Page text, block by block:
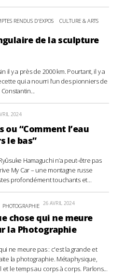
RENDUS D'EXPOS CULTURE & ARTS
de la sculpture
il y a près de 2000 km. Pourtant, il y a
qui a nourri l’un des pionniers de
2024
ou “Comment l’eau
le bas”
Hamaguchi n’a peut-être pas
My Car – une montagne russe
profondément touchants et...
PHOTOGRAPHIE 26 AVRIL 2024
chose qui ne meure
la Photographie
ne meure pas : c'est la grande et
la photographie. Métaphysique,
le temps au corps à corps. Parlons...